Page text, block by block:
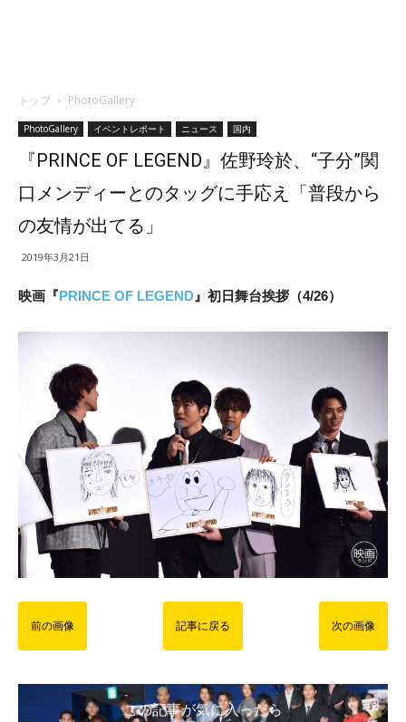
トップ PhotoGallery
PhotoGallery イベントレポート ニュース 国内
『PRINCE OF LEGEND』佐野玲於、“子分”関
口メンディーとのタッグに手応え「普段から
の友情が出てる」
2019年3月21日
映画『PRINCE OF LEGEND 』初日舞台挨拶（4/26）
前の画像 記事に戻る 次の画像
この記事が気に入ったら